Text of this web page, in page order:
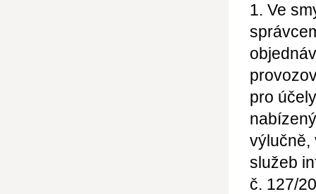
1. Ve
pro
výlučně,
služeb
č. 127/